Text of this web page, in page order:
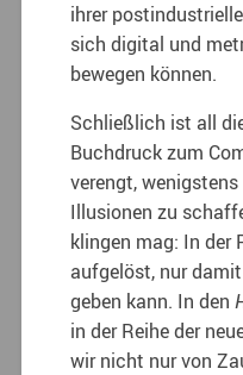
ihrer
sich digital und
bewegen können.
Schließlich ist all
Buchdruck zum
verengt,
Illusionen zu
klingen mag: In der
aufgelöst, nur
geben kann. In den
in der Reihe der
wir nicht nur von